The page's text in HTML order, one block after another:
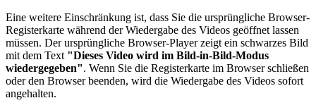
Eine weitere Einschränkung ist, dass Sie die ursprüngliche Browser-
Registerkarte während der Wiedergabe des Videos geöffnet lassen
müssen. Der ursprüngliche Browser-Player zeigt ein schwarzes Bild
mit dem Text "Dieses Video wird im Bild-in-Bild-Modus
wiedergegeben". Wenn Sie die Registerkarte im Browser schließen
oder den Browser beenden, wird die Wiedergabe des Videos sofort
angehalten.